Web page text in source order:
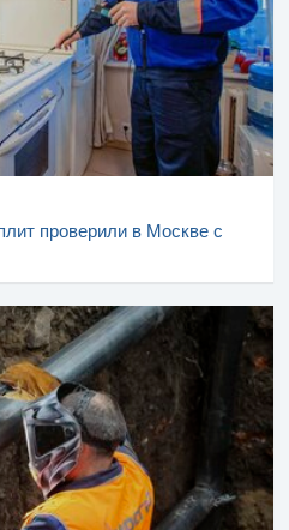
проверили в Москве с